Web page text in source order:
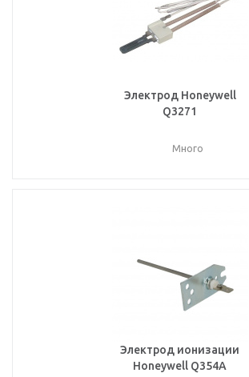
Электрод Honeywell
Q3271
Много
Электрод ионизации
Honeywell Q354A